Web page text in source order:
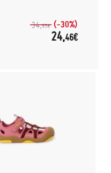
34,95€ (-30%)
24,46€